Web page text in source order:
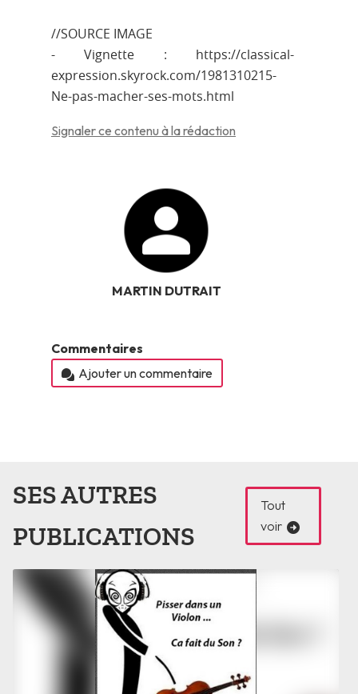
//SOURCE IMAGE
- Vignette : https://classical-
expression.skyrock.com/1981310215-
Ne-pas-macher-ses-mots.html
Signaler ce contenu à la rédaction
MARTIN DUTRAIT
Commentaires
Ajouter un commentaire
SES AUTRES
PUBLICATIONS
Tout
voir